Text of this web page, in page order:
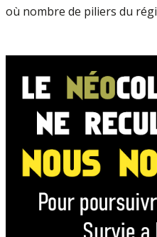
où nombre de piliers du